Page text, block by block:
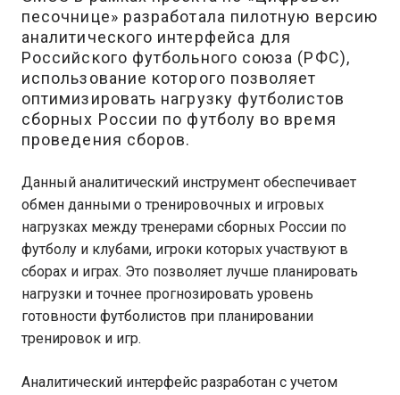
песочнице» разработала пилотную версию
аналитического интерфейса для
Российского футбольного союза (РФС),
использование которого позволяет
оптимизировать нагрузку футболистов
сборных России по футболу во время
проведения сборов.
Данный аналитический инструмент обеспечивает
обмен данными о тренировочных и игровых
нагрузках между тренерами сборных России по
футболу и клубами, игроки которых участвуют в
сборах и играх. Это позволяет лучше планировать
нагрузки и точнее прогнозировать уровень
готовности футболистов при планировании
тренировок и игр.
Аналитический интерфейс разработан с учетом